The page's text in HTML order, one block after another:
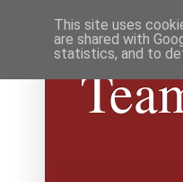
This site uses
are shared with
statistics, and to